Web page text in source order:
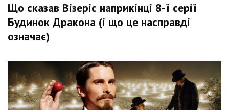
Що сказав Візеріс наприкінці 8-ї серії
Будинок Дракона (і що це насправді
означає)